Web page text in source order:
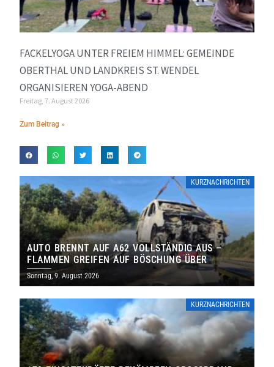
FACKELYOGA UNTER FREIEM HIMMEL: GEMEINDE
OBERTHAL UND LANDKREIS ST. WENDEL
ORGANISIEREN YOGA-ABEND
Freitag, 7. August 2026
Zum Beitrag »
KURZNACHRICHTEN
AUTO BRENNT AUF A62 VOLLSTÄNDIG AUS –
FLAMMEN GREIFEN AUF BÖSCHUNG ÜBER
Sonntag, 9. August 2026
KURZNACHRICHTEN